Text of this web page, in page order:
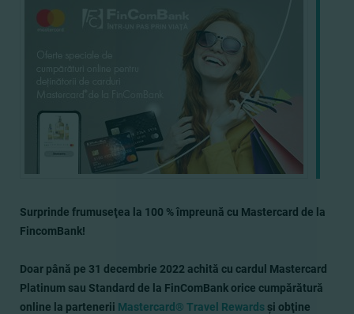
Surprinde frumuseţea la 100 %împreună cu Mastercard de la
FincomBank!
Doar până pe 31 decembrie 2022 achită cu cardul Mastercard
Platinum sau Standard de la FinComBank orice cumpărătură
online la partenerii Mastercard® Travel Rewards şi obţine